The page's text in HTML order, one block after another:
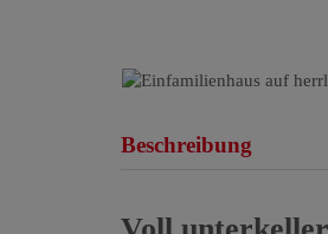
Beschreibung